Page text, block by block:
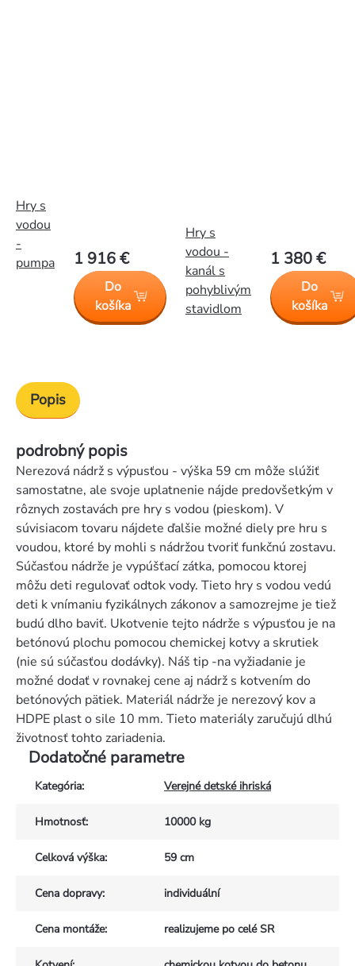
Hry s
vodou
-
pumpa
1 916 €
Do
košíka
Hry s
vodou -
kanál s
pohyblivým
stavidlom
1 380 €
Do
košíka
Popis
podrobný popis
Nerezová nádrž s výpusťou - výška 59 cm môže slúžiť
samostatne, ale svoje uplatnenie nájde predovšetkým v
rôznych zostavách pre hry s vodou (pieskom). V
súvisiacom tovaru nájdete ďalšie možné diely pre hru s
voudou, ktoré by mohli s nádržou tvoriť funkčnú zostavu.
Súčasťou nádrže je vypúšťací zátka, pomocou ktorej
môžu deti regulovať odtok vody. Tieto hry s vodou vedú
deti k vnímaniu fyzikálnych zákonov a samozrejme je tiež
budú dlho baviť. Ukotvenie tejto nádrže s výpusťou je na
betónovú plochu pomocou chemickej kotvy a skrutiek
(nie sú súčasťou dodávky). Náš tip -na vyžiadanie je
možné dodať v rovnakej cene aj nádrž s kotvením do
betónových pätiek. Materiál nádrže je nerezový kov a
HDPE plast o sile 10 mm. Tieto materiály zaručujú dlhú
životnosť tohto zariadenia.
Dodatočné parametre
Kategória: Verejné detské ihriská
Hmotnosť: 10000 kg
Celková výška: 59 cm
Cena dopravy: individuální
Cena montáže: realizujeme po celé SR